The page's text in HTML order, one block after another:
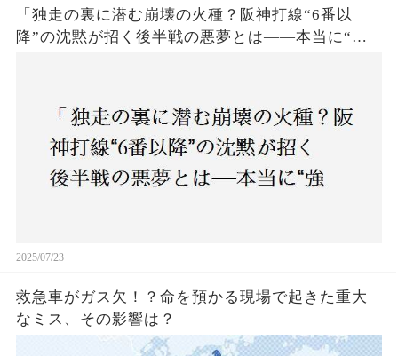
「独走の裏に潜む崩壊の火種？阪神打線“6番以
降”の沈黙が招く後半戦の悪夢とは——本当に“強
2025/07/23
救急車がガス欠！？命を預かる現場で起きた重大
なミス、その影響は？